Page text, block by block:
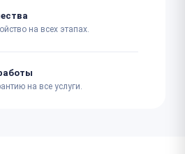
на всех этапах.
на все услуги.